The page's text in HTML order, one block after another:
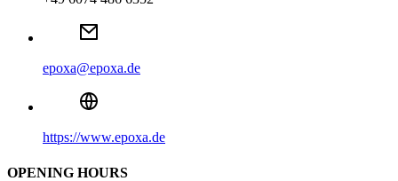
epoxa@epoxa.de
https://www.epoxa.de
OPENING HOURS